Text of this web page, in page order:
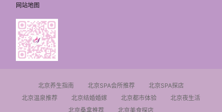
网站地图
北京养生指南 北京SPA会所推荐
北京SPA探店
北京温泉推荐
北京结婚婚嫁 北京都市体验
北京夜生活
北京桑拿推荐
北京美食探店